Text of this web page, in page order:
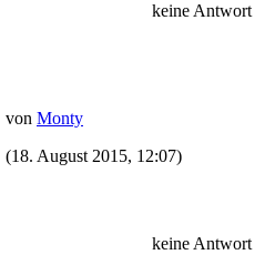
keine Antwort
von Monty
(18. August 2015, 12:07)
keine Antwort